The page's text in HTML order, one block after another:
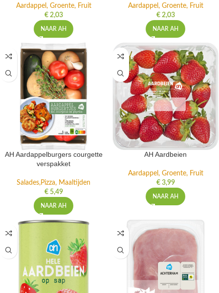
Aardappel, Groente, Fruit
€ 2,03
NAAR AH
Aardappel, Groente, Fruit
€ 2,03
NAAR AH
AH Aardappelburgers courgette
Salades,Pizza, Maaltijden
€ 5,49
NAAR AH
Aardappel, Groente, Fruit
€ 3,99
NAAR AH